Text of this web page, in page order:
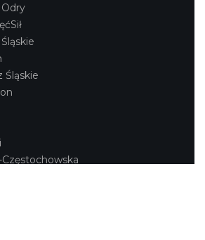
Śląskie